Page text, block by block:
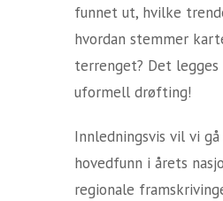
funnet ut, hvilke
hvordan stemmer
terrenget? Det
uformell drøfting!
Innledningsvis vil vi
hovedfunn i årets
regionale